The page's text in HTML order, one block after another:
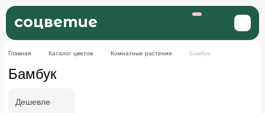
соцветие
Главная Каталог цветов Комнатные растения Бамбук
Бамбук
Дешевле